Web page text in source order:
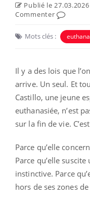
Publié le
Commenter
Mots clés :
Il y a des lois que
arrive. Un seul. Et
Castillo, une jeune
euthanasiée, n’est
sur la fin de vie.
Parce qu’elle
Parce qu’elle
instinctive. Parce
hors de ses zones